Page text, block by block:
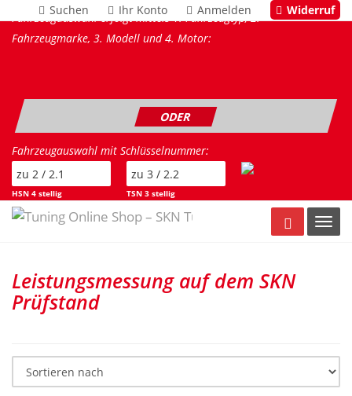
Suchen Ihr Konto Anmelden Widerruf
Fahrzeugauswahl erfolgt mittels 1. Fahrzeugtyp, 2.
Fahrzeugmarke, 3. Modell und 4. Motor:
ODER
Fahrzeugauswahl mit Schlüsselnummer:
HSN 4 stellig TSN 3 stellig
Warenkorb
Leistungsmessung auf dem SKN
Prüfstand